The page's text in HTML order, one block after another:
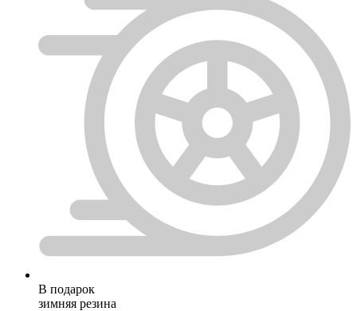
В подарок
зимняя резина